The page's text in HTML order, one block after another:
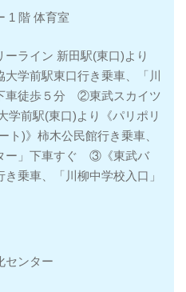
1 階 体育室
ライン 新田駅(東口)より
大学前駅東口行き乗車、「川
車徒歩５分 ②東武スカイツ
学前駅(東口)より《パリポリ
ト)》柿木公民館行き乗車、
ー」下車すぐ ③《東武バ
乗車、「川柳中学校入口」
センター